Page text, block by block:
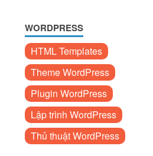
WORDPRESS
HTML Templates
Theme WordPress
Plugin WordPress
Lập trình WordPress
Thủ thuật WordPress